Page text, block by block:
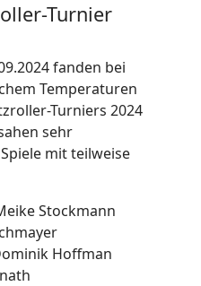
Turnier
fanden bei
Temperaturen
Turniers 2024
sehr
mit teilweise
Stockmann
Hoffman